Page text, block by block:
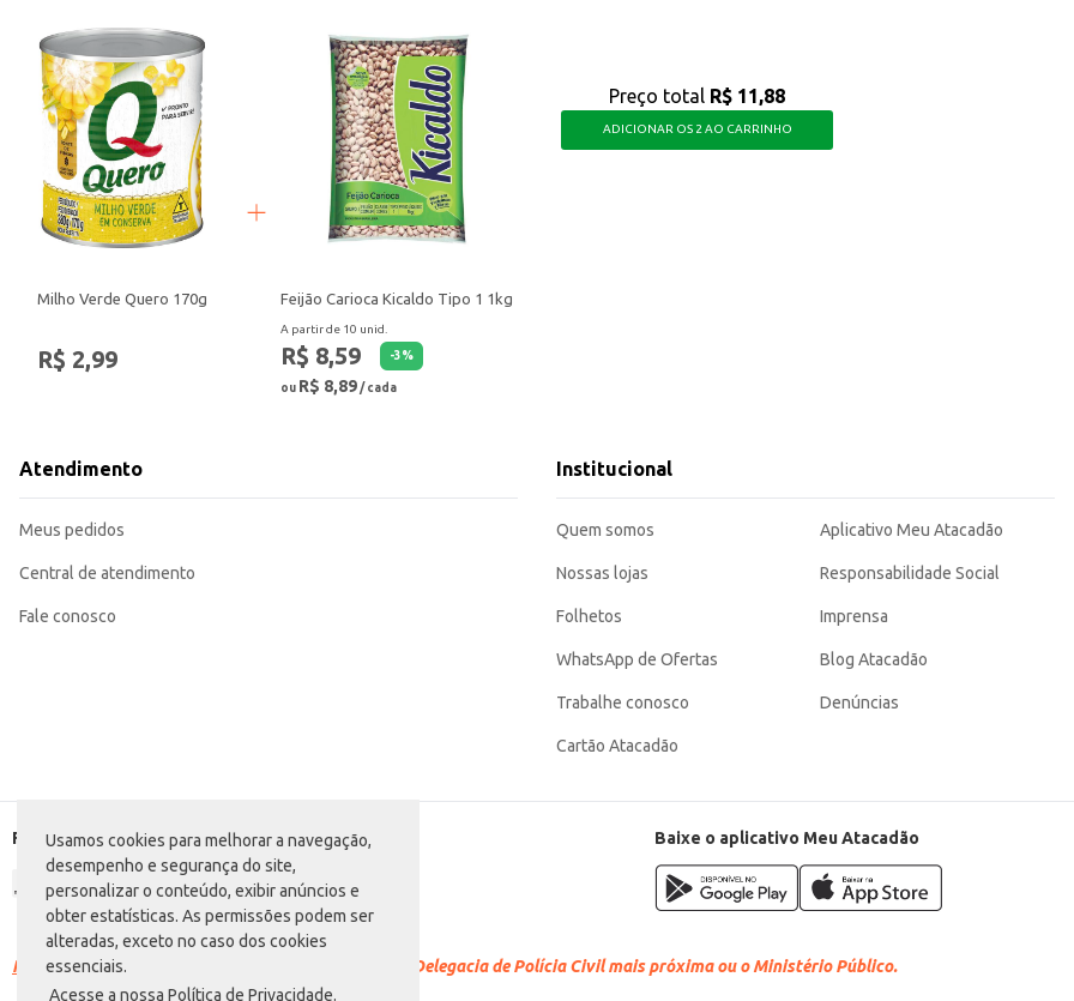
Usamos cookies para melhorar a navegação,
desempenho e segurança do site,
personalizar o conteúdo, exibir anúncios e
obter estatísticas. As permissões podem ser
alteradas, exceto no caso dos cookies
essenciais.
Acesse a nossa Política de Privacidade.
Milho Verde Quero 170g
R$ 2,99
Feijão Carioca Kicaldo Tipo 1 1kg
A partir de 10 unid.
R$ 8,59 -3%
ou R$ 8,89/ cada
Preço total R$ 11,88
ADICIONAR OS 2 AO CARRINHO
Atendimento
Meus pedidos
Central de atendimento
Fale conosco
Institucional
Quem somos
Nossas lojas
Folhetos
WhatsApp de Ofertas
Trabalhe conosco
Cartão Atacadão
Aplicativo Meu Atacadão
Responsabilidade Social
Imprensa
Blog Atacadão
Denúncias
Formas de pagamento Baixe o aplicativo Meu Atacadão
Racismo é crime. Denuncie. Disque 100 ou procure a Delegacia de Polícia Civil mais próxima ou o Ministério Público.